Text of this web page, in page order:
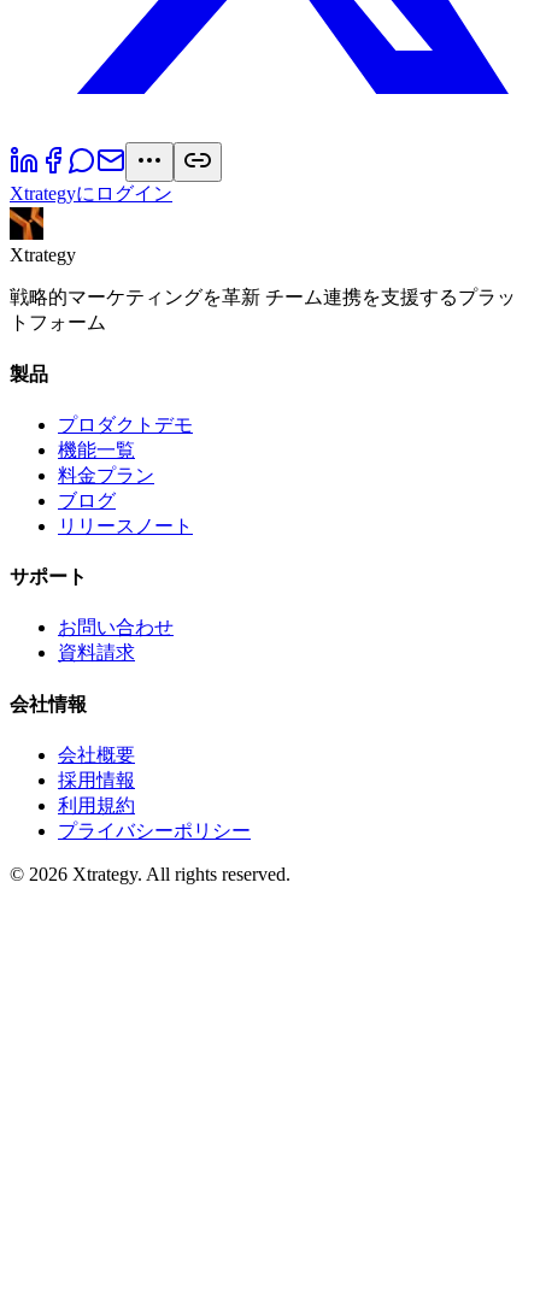
Xtrategyにログイン
Xtrategy
戦略的マーケティングを革新 チーム連携を支援するプラッ
トフォーム
製品
プロダクトデモ
機能一覧
料金プラン
ブログ
リリースノート
サポート
お問い合わせ
資料請求
会社情報
会社概要
採用情報
利用規約
プライバシーポリシー
© 2026 Xtrategy. All rights reserved.